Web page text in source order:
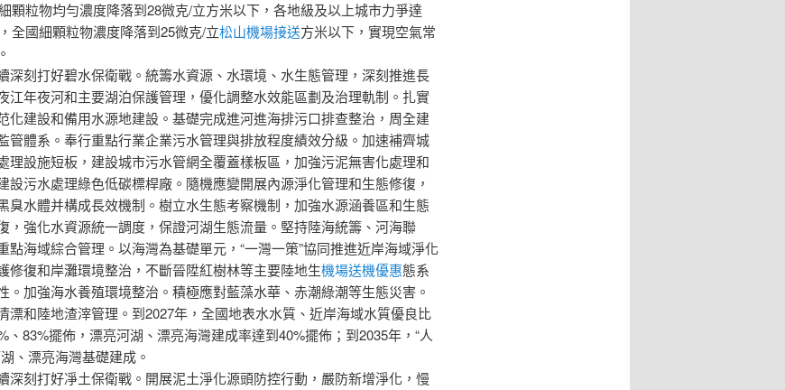
顆粒物均勻濃度降落到28微克/立方米以下，各地級及以上城市力爭達
全國細顆粒物濃度降落到25微克/立松山機場接送方米以下，實現空氣常
續深刻打好碧水保衛戰。統籌水資源、水環境、水生態管理，深刻推進長
江年夜河和主要湖泊保護管理，優化調整水效能區劃及治理軌制。扎實
化建設和備用水源地建設。基礎完成進河進海排污口排查整治，周全建
管體系。奉行重點行業企業污水管理與排放程度績效分級。加速補齊城
理設施短板，建設城市污水管網全覆蓋樣板區，加強污泥無害化處理和
設污水處理綠色低碳標桿廠。隨機應變開展內源淨化管理和生態修復，
臭水體并構成長效機制。樹立水生態考察機制，加強水源涵養區和生態
，強化水資源統一調度，保證河湖生態流量。堅持陸海統籌、河海聯
點海域綜合管理。以海灣為基礎單元，“一灣一策”協同推進近岸海域淨化
修復和岸灘環境整治，不斷晉陞紅樹林等主要陸地生機場送機優惠態系
。加強海水養殖環境整治。積極應對藍藻水華、赤潮綠潮等生態災害。
漂和陸地渣滓管理。到2027年，全國地表水水質、近岸海域水質優良比
、83%擺佈，漂亮河湖、漂亮海灣建成率達到40%擺佈；到2035年，“人
、漂亮海灣基礎建成。
續深刻打好凈土保衛戰。開展泥土淨化源頭防控行動，嚴防新增淨化，慢